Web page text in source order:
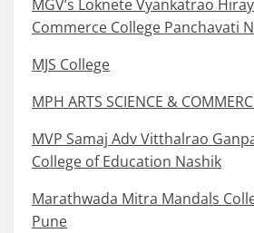
MGV’s Loknete Vyankatrao
Commerce College Panchavati
MJS College
MPH ARTS SCIENCE &
MVP Samaj Adv Vitthalrao
College of Education Nashik
Marathwada Mitra Mandals
Pune